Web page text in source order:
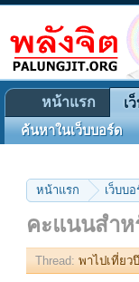
หน้าแรก เว็บบ
คะแนนสำ
Thread: พาไปเที่ยว
หน้าแรก เ
ค้นหาในเว็บบอร์ด